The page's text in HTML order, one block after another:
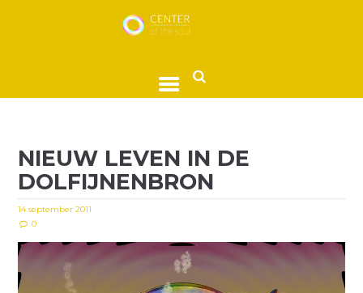
NIEUW LEVEN IN DE
DOLFIJNENBRON
14 september 2011
0